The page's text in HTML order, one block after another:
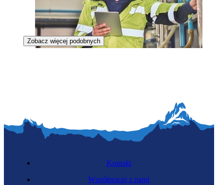
Zobacz więcej podobnych
Kontakt
Współpracuj z nami